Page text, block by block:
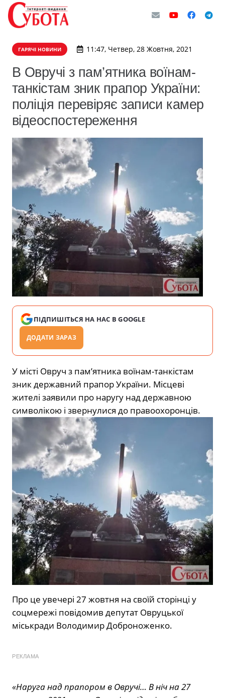
ГАРЯЧІ НОВИНИ 11:47, Четвер, 28 Жовтня, 2021
В Овручі з пам’ятника воїнам-
танкістам зник прапор України:
поліція перевіряє записи камер
відеоспостереження
ПІДПИШІТЬСЯ НА НАС В GOOGLE
ДОДАТИ ЗАРАЗ
У місті Овруч з пам’ятника воїнам-танкістам
зник державний прапор України. Місцеві
жителі заявили про наругу над державною
символікою і звернулися до правоохоронців.
Про це увечері 27 жовтня на своїй сторінці у
соцмережі повідомив депутат Овруцької
міськради Володимир Доброноженко.
РЕКЛАМА
«Наруга над прапором в Овручі… В ніч на 27